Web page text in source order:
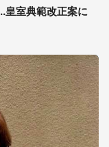
皇室典範改正案に